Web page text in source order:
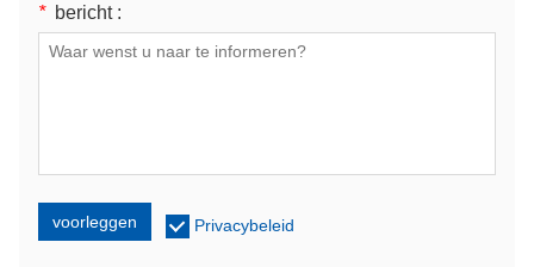
* bericht :
voorleggen Privacybeleid